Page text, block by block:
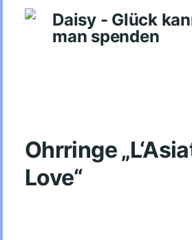
Daisy - Glück
man spenden
Ohrringe
Love“